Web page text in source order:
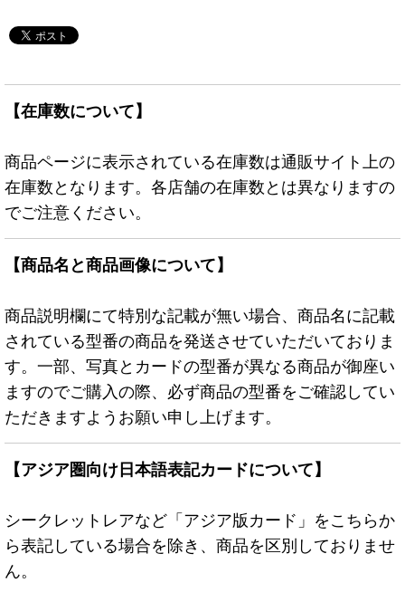
【在庫数について】
商品ページに表示されている在庫数は通販サイト上の
在庫数となります。各店舗の在庫数とは異なりますの
でご注意ください。
【商品名と商品画像について】
商品説明欄にて特別な記載が無い場合、商品名に記載
されている型番の商品を発送させていただいておりま
す。一部、写真とカードの型番が異なる商品が御座い
ますのでご購入の際、必ず商品の型番をご確認してい
ただきますようお願い申し上げます。
【アジア圏向け日本語表記カードについて】
シークレットレアなど「アジア版カード」をこちらか
ら表記している場合を除き、商品を区別しておりませ
ん。